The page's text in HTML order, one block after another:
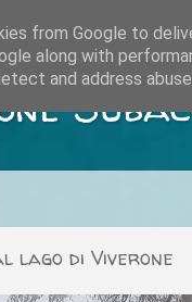
lago di Viverone
from Google to
along with
and address